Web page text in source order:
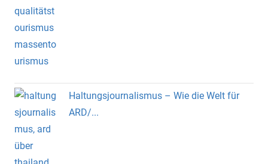
Haltungsjournalismus – Wie die Welt für
ARD/...